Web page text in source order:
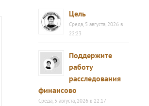
Цель
Среда, 5 августа, 2026 в
22:23
Поддержите
работу
расследования
финансово
Среда, 5 августа, 2026 в 22:17